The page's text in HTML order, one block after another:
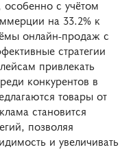
особенно с учётом
на 33.2% к
онлайн-продаж с
стратегии
привлекать
конкурентов в
товары от
становится
позволяя
и увеличивать